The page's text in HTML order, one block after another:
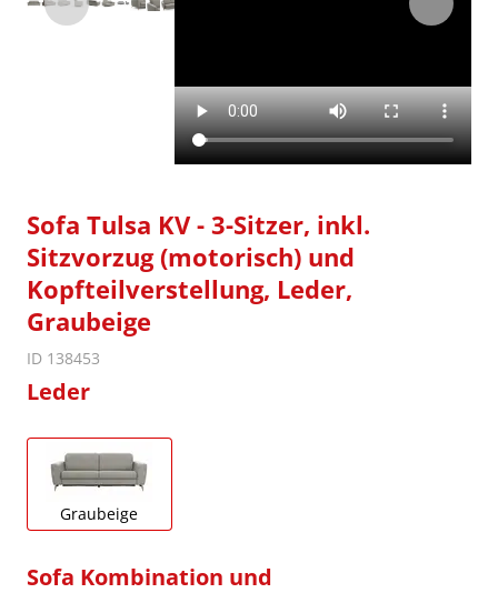
Sofa Tulsa KV - 3-Sitzer, inkl.
Sitzvorzug (motorisch) und
Kopfteilverstellung, Leder,
Graubeige
ID 138453
Leder
Graubeige
Sofa Kombination und